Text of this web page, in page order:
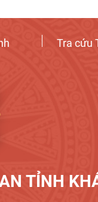
TỈNH
Tra cứu